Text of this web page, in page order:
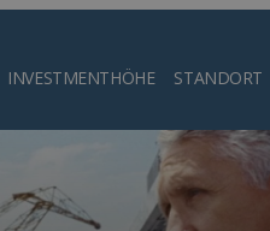
INVESTMENTHÖHE STANDORT